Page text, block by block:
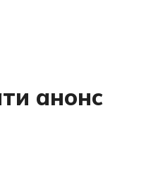
анонс